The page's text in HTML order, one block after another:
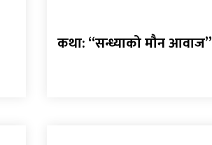
कथा: “सन्ध्याको मौन आवाज”